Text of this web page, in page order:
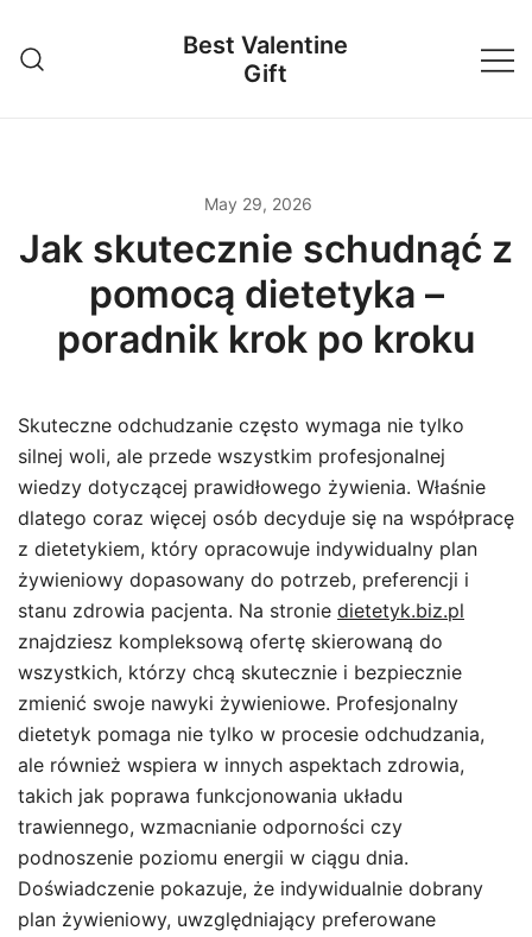
content
Best Valentine
Gift
May 29, 2026
Jak skutecznie schudnąć z
pomocą dietetyka –
poradnik krok po kroku
Skuteczne odchudzanie często wymaga nie tylko
silnej woli, ale przede wszystkim profesjonalnej
wiedzy dotyczącej prawidłowego żywienia. Właśnie
dlatego coraz więcej osób decyduje się na współpracę
z dietetykiem, który opracowuje indywidualny plan
żywieniowy dopasowany do potrzeb, preferencji i
stanu zdrowia pacjenta. Na stronie dietetyk.biz.pl
znajdziesz kompleksową ofertę skierowaną do
wszystkich, którzy chcą skutecznie i bezpiecznie
zmienić swoje nawyki żywieniowe. Profesjonalny
dietetyk pomaga nie tylko w procesie odchudzania,
ale również wspiera w innych aspektach zdrowia,
takich jak poprawa funkcjonowania układu
trawiennego, wzmacnianie odporności czy
podnoszenie poziomu energii w ciągu dnia.
Doświadczenie pokazuje, że indywidualnie dobrany
plan żywieniowy, uwzględniający preferowane